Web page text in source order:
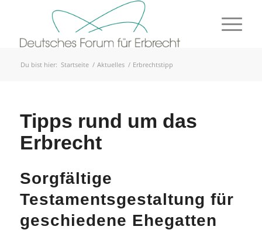
Du bist hier: Startseite / Aktuelles / Erbrechtstipp
Tipps rund um das
Erbrecht
Sorgfältige
Testamentsgestaltung für
geschiedene Ehegatten